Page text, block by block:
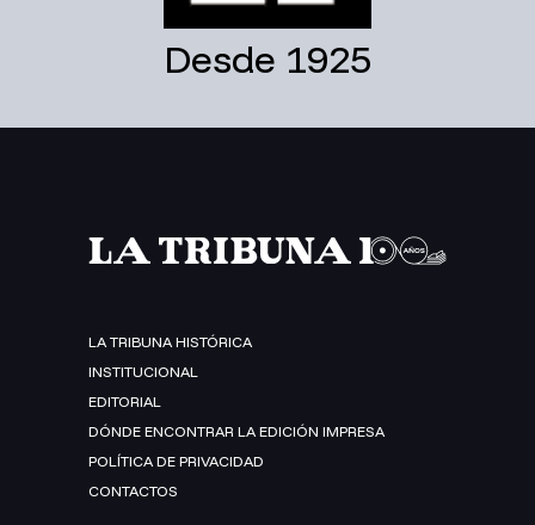
Desde 1925
LA TRIBUNA HISTÓRICA
INSTITUCIONAL
EDITORIAL
DÓNDE ENCONTRAR LA EDICIÓN IMPRESA
POLÍTICA DE PRIVACIDAD
CONTACTOS